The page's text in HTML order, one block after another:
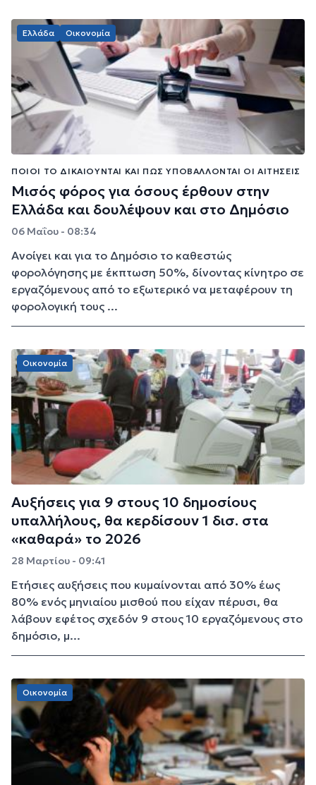
Ελλάδα Οικονομία
ΠΟΙΟΙ ΤΟ ΔΙΚΑΙΟΎΝΤΑΙ ΚΑΙ ΠΏΣ ΥΠΟΒΆΛΛΟΝΤΑΙ ΟΙ ΑΙΤΉΣΕΙΣ
Μισός φόρος για όσους έρθουν στην
Ελλάδα και δουλέψουν και στο Δημόσιο
06 Μαΐου - 08:34
Ανοίγει και για το Δημόσιο το καθεστώς
φορολόγησης με έκπτωση 50%, δίνοντας κίνητρο σε
εργαζόμενους από το εξωτερικό να μεταφέρουν τη
φορολογική τους ...
Οικονομία
Αυξήσεις για 9 στους 10 δημοσίους
υπαλλήλους, θα κερδίσουν 1 δισ. στα
«καθαρά» το 2026
28 Μαρτίου - 09:41
Ετήσιες αυξήσεις που κυμαίνονται από 30% έως
80% ενός μηνιαίου μισθού που είχαν πέρυσι, θα
λάβουν εφέτος σχεδόν 9 στους 10 εργαζόμενους στο
δημόσιο, μ...
Οικονομία